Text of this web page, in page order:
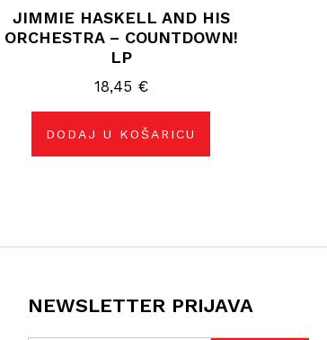
JIMMIE HASKELL AND HIS
ORCHESTRA – COUNTDOWN!
LP
18,45 €
DODAJ U KOŠARICU
NEWSLETTER PRIJAVA